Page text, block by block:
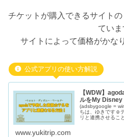
チケットが購入できるサイトの
ていま
サイトによって価格がかな
公式アプリの使い方解説
【WDW】
ルをMy
(adsbygoogle =
ちは、ゆきです☺︎
リと連携させるこ
www.yukitrip.com